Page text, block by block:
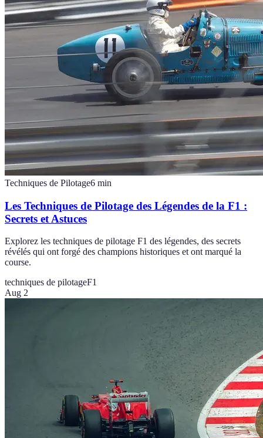
Techniques de Pilotage6 min
Les Techniques de Pilotage des Légendes de la F1 :
Secrets et Astuces
Explorez les techniques de pilotage F1 des légendes, des secrets
révélés qui ont forgé des champions historiques et ont marqué la
course.
techniques de pilotageF1
Aug 2